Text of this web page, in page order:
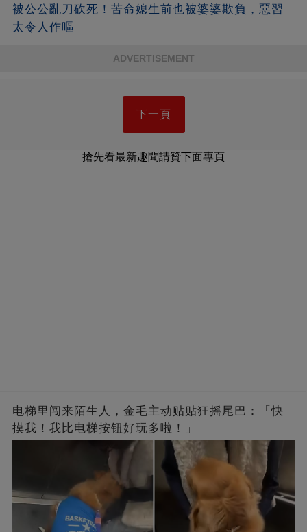
被公公亂刀砍死！苦命媳生前也被婆婆欺負，惡習
太令人作嘔
ADVERTISEMENT
下一頁
搶先看最新趣聞請贊下面專頁
电梯里闯来陌生人，金毛主动贴贴狂摇尾巴：「快
摸我！我比电梯按钮好玩多啦！」